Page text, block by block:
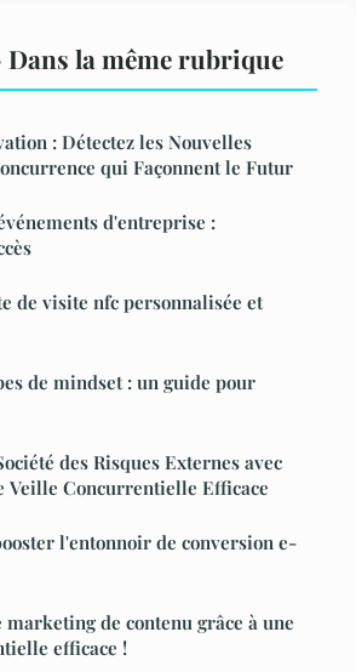
la même rubrique
: Détectez les Nouvelles
qui Façonnent le Futur
d'entreprise :
de visite nfc personnalisée et
de mindset : un guide pour
des Risques Externes avec
Veille Concurrentielle Efficace
l'entonnoir de conversion e-
de contenu grâce à une
efficace !